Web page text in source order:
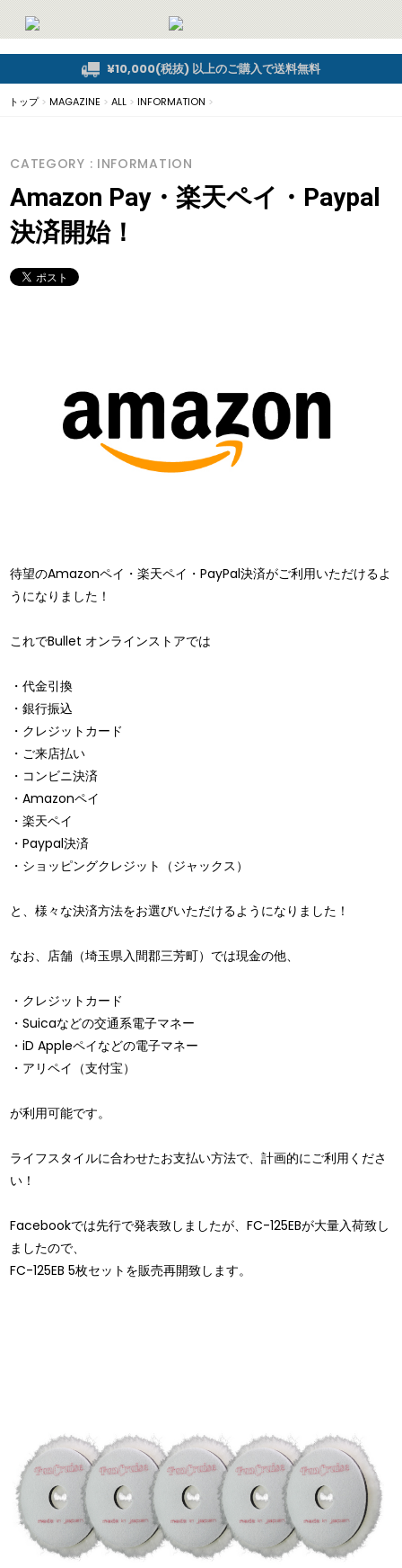
¥10,000(税抜) 以上のご購入で送料無料
トップ> MAGAZINE > ALL > INFORMATION >
CATEGORY : INFORMATION
Amazon Pay・楽天ペイ・Paypal
決済開始！
待望のAmazonペイ・楽天ペイ・PayPal決済がご利用いただけるよ
うになりました！
これでBullet オンラインストアでは
・代金引換
・銀行振込
・クレジットカード
・ご来店払い
・コンビニ決済
・Amazonペイ
・楽天ペイ
・Paypal決済
・ショッピングクレジット（ジャックス）
と、様々な決済方法をお選びいただけるようになりました！
なお、店舗（埼玉県入間郡三芳町）では現金の他、
・クレジットカード
・Suicaなどの交通系電子マネー
・iD Appleペイなどの電子マネー
・アリペイ（支付宝）
が利用可能です。
ライフスタイルに合わせたお支払い方法で、計画的にご利用くださ
い！
Facebookでは先行で発表致しましたが、FC-125EBが大量入荷致し
ましたので、
FC-125EB 5枚セットを販売再開致します。